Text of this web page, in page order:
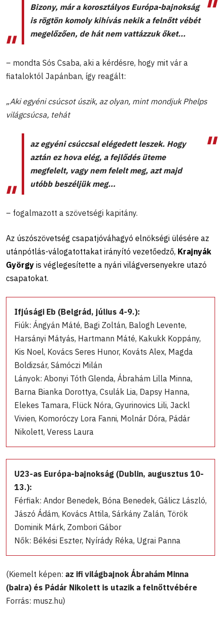
Bizony, már a korosztályos Európa-bajnokság
is rögtön komoly kihívás nekik a felnőtt vébét
megelőzően, de hát nem vattázzuk őket...
– mondta Sós Csaba, aki a kérdésre, hogy mit vár a
fiataloktól Japánban, így reagált:
„Aki egyéni csúcsot úszik, az olyan, mint mondjuk Phelps
világcsúcsa, tehát
az egyéni csúccsal elégedett leszek. Hogy
aztán ez hova elég, a fejlődés üteme
megfelelt, vagy nem felelt meg, azt majd
utóbb beszéljük meg...
– fogalmazott a szövetségi kapitány.
Az úszószövetség csapatjóváhagyó elnökségi ülésére az
utánpótlás-válogatottakat irányító vezetőedző, Krajnyák
György is véglegesítette a nyári világversenyekre utazó
csapatokat.
Ifjúsági Eb (Belgrád, július 4-9.):
Fiúk: Ángyán Máté, Bagi Zoltán, Balogh Levente,
Harsányi Mátyás, Hartmann Máté, Kakukk Koppány,
Kis Noel, Kovács Seres Hunor, Kováts Alex, Magda
Boldizsár, Sámóczi Milán
Lányok: Abonyi Tóth Glenda, Ábrahám Lilla Minna,
Barna Bianka Dorottya, Csulák Lia, Dapsy Hanna,
Elekes Tamara, Flück Nóra, Gyurinovics Lili, Jackl
Vivien, Komoróczy Lora Fanni, Molnár Dóra, Pádár
Nikolett, Veress Laura
U23-as Európa-bajnokság (Dublin, augusztus 10-
13.):
Férfiak: Andor Benedek, Bóna Benedek, Gálicz László,
Jászó Ádám, Kovács Attila, Sárkány Zalán, Török
Dominik Márk, Zombori Gábor
Nők: Békési Eszter, Nyírády Réka, Ugrai Panna
(Kiemelt képen: az ifi világbajnok Ábrahám Minna
(balra) és Pádár Nikolett is utazik a felnőttvébére
Forrás: musz.hu)